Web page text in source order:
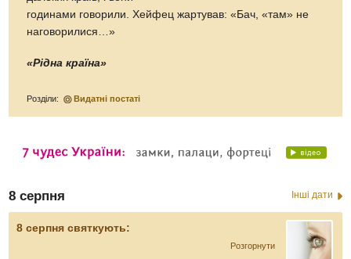
годинами говорили. Хейфец жартував: «Бач, «там» не
наговорилися…»
«Рідна країна»
Розділи: Видатні постаті
8 серпня Інші дати
8 серпня святкують:
Розгорнути